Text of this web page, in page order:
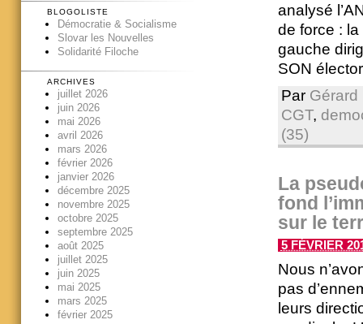
analysé
de force : la
gauche
SON
Par Gérard
CGT,
(35)
La
fond
sur le
5 FÉVRIER
Nous
pas
leurs
BLOGOLISTE
Démocratie & Socialisme
Slovar les Nouvelles
Solidarité Filoche
ARCHIVES
juillet 2026
juin 2026
mai 2026
avril 2026
mars 2026
février 2026
janvier 2026
décembre 2025
novembre 2025
octobre 2025
septembre 2025
août 2025
juillet 2025
juin 2025
mai 2025
mars 2025
février 2025